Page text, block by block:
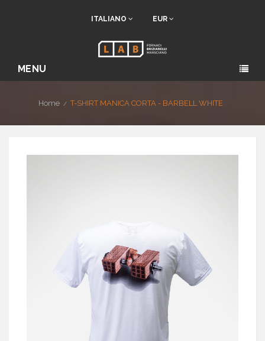
ITALIANO EUR
MENU
Home T-SHIRT MANICA CORTA - BARBELL WHITE